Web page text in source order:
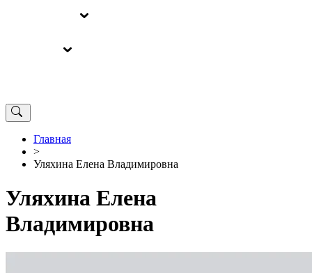
Главная
>
Уляхина Елена Владимировна
Уляхина Елена
Владимировна